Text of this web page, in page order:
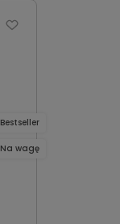
Na wagę
Bestseller